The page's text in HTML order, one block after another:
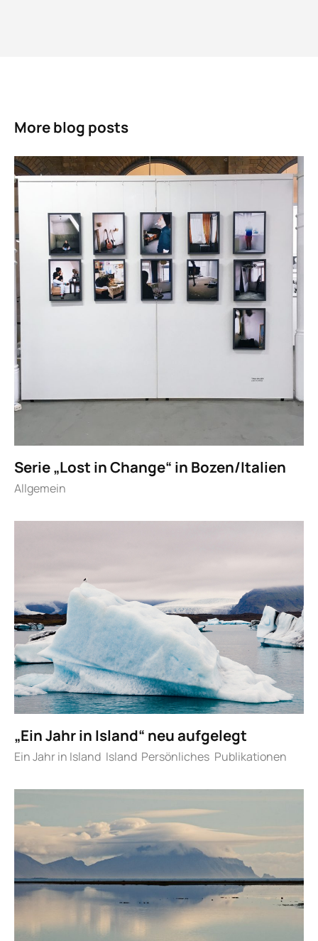
More blog posts
Serie „Lost in Change“ in Bozen/Italien
Allgemein
„Ein Jahr in Island“ neu aufgelegt
Ein Jahr in Island Island Persönliches Publikationen